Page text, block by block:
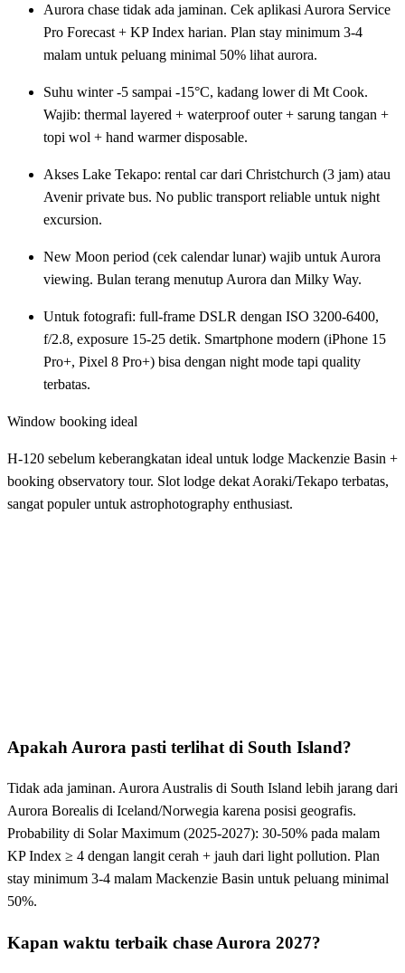
Aurora chase tidak ada jaminan. Cek aplikasi Aurora Service
Pro Forecast + KP Index harian. Plan stay minimum 3-4
malam untuk peluang minimal 50% lihat aurora.
Suhu winter -5 sampai -15°C, kadang lower di Mt Cook.
Wajib: thermal layered + waterproof outer + sarung tangan +
topi wol + hand warmer disposable.
Akses Lake Tekapo: rental car dari Christchurch (3 jam) atau
Avenir private bus. No public transport reliable untuk night
excursion.
New Moon period (cek calendar lunar) wajib untuk Aurora
viewing. Bulan terang menutup Aurora dan Milky Way.
Untuk fotografi: full-frame DSLR dengan ISO 3200-6400,
f/2.8, exposure 15-25 detik. Smartphone modern (iPhone 15
Pro+, Pixel 8 Pro+) bisa dengan night mode tapi quality
terbatas.
Window booking ideal
H-120 sebelum keberangkatan ideal untuk lodge Mackenzie Basin +
booking observatory tour. Slot lodge dekat Aoraki/Tekapo terbatas,
sangat populer untuk astrophotography enthusiast.
Apakah Aurora pasti terlihat di South Island?
Tidak ada jaminan. Aurora Australis di South Island lebih jarang dari
Aurora Borealis di Iceland/Norwegia karena posisi geografis.
Probability di Solar Maximum (2025-2027): 30-50% pada malam
KP Index ≥ 4 dengan langit cerah + jauh dari light pollution. Plan
stay minimum 3-4 malam Mackenzie Basin untuk peluang minimal
50%.
Kapan waktu terbaik chase Aurora 2027?